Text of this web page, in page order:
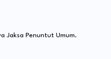
Jaksa Penuntut Umum.